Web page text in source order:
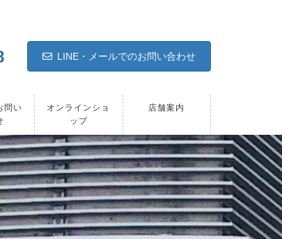
LINE・メールでのお問い合わせ
問い
オンラインショ
ップ
店舗案内